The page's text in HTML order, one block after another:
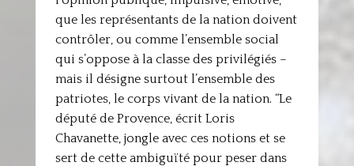
que les représentants de la nation doivent
contrôler, ou comme l’ensemble social
qui s’oppose à la classe des privilégiés –
mais il désigne surtout l’ensemble des
patriotes, le corps vivant de la nation. “Le
député de Provence, écrit Loris
Chavanette, jongle avec ces notions et se
sert de cette ambiguïté pour peser dans